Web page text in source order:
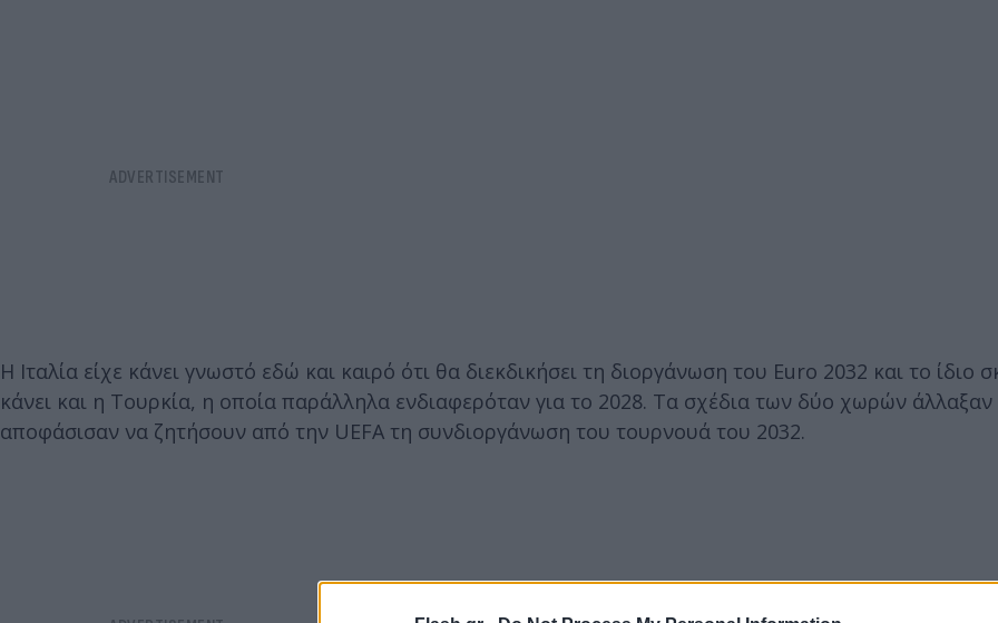
Η Ιταλία είχε κάνει γνωστό εδώ και καιρό ότι θα διεκδικήσει τη διοργάνωση του Euro 2032 και το ίδιο
κάνει και η Τουρκία, η οποία παράλληλα ενδιαφερόταν για το 2028. Τα σχέδια των δύο χωρών άλλαξαν
αποφάσισαν να ζητήσουν από την UEFA τη συνδιοργάνωση του τουρνουά του 2032.